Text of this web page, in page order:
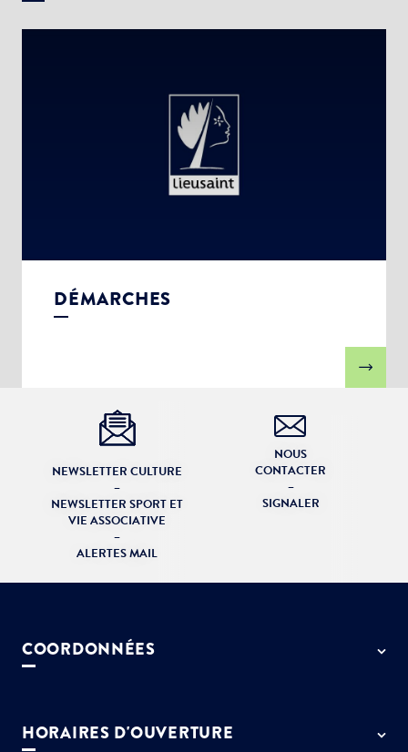
DÉMARCHES
NEWSLETTER CULTURE
–
NEWSLETTER SPORT ET
VIE ASSOCIATIVE
–
ALERTES MAIL
NOUS
CONTACTER
–
SIGNALER
COORDONNÉES
01 64 13 55 55
HORAIRES D'OUVERTURE